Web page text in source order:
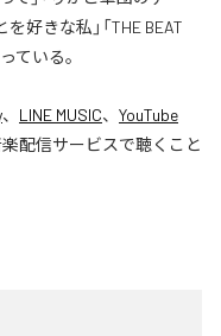
好きな私」「THE BEAT
ている。
、 LINE MUSIC、 YouTube
配信サービスで聴くこと